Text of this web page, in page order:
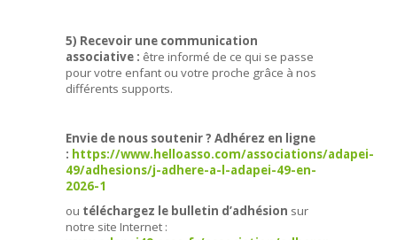
5) Recevoir une communication
associative : être informé de ce qui se passe
pour votre enfant ou votre proche grâce à nos
différents supports.
Envie de nous soutenir? Adhérez en ligne
: https://www.helloasso.com/associations/adapei-
49/adhesions/j-adhere-a-l-adapei-49-en-
2026-1
ou téléchargez le bulletin d’adhésion sur
notre site Internet :